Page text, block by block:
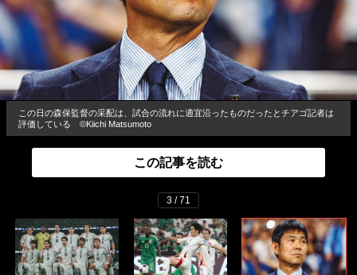
この日の森保監督の采配は、試合の流れに適宜沿ったものだったとチアゴ記者は
評価している ©Kiichi Matsumoto
この記事を読む
3 / 71